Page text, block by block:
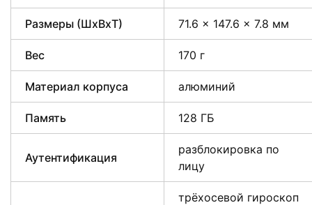
Размеры (ШxВxТ) 71.6 x 147.6 x 7.8 мм
Вес 170 г
Материал корпуса алюминий
Память 128 ГБ
Аутентификация
разблокировка по
лицу
трёхосевой гироскоп